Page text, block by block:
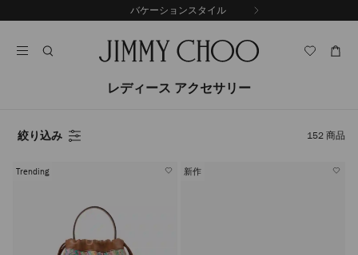
ン
ス
ラ
バケーションスタイル
レディース アクセサリー
絞り込み 152商品
Trending 新作